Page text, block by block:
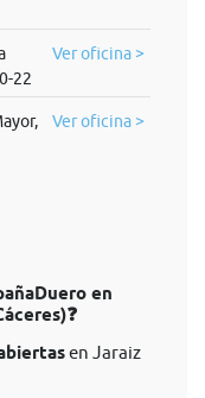
22
Ver oficina >
Ver oficina >
en
en Jaraiz